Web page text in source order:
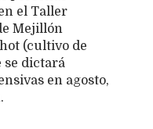
el Taller
Mejillón
(cultivo de
se dictará
en agosto,